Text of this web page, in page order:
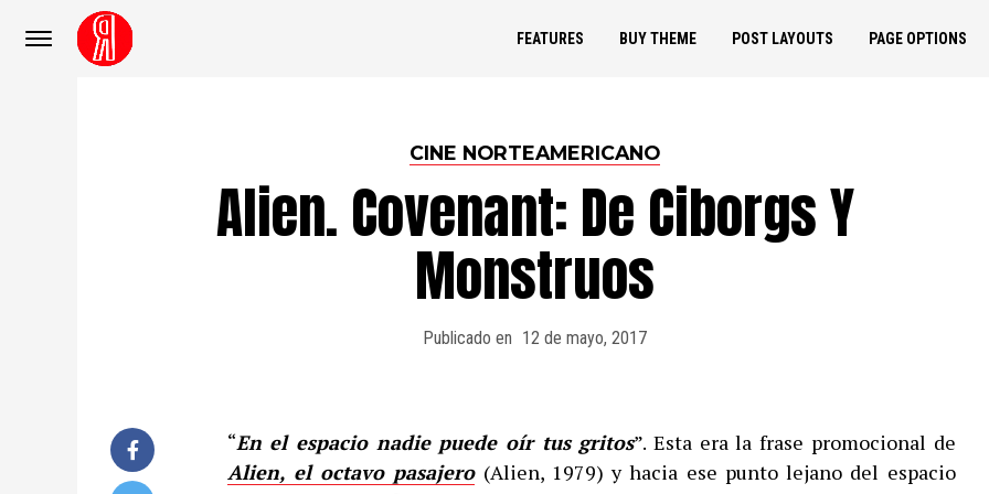
FEATURES BUY THEME POST LAYOUTS PAGE OPTIONS
CINE NORTEAMERICANO
Alien. Covenant: De Ciborgs Y
Monstruos
Publicado en 12 de mayo, 2017
“En el espacio nadie puede oír tus gritos”. Esta era la frase promocional de
Alien, el octavo pasajero(Alien, 1979) y hacia ese punto lejano del espacio